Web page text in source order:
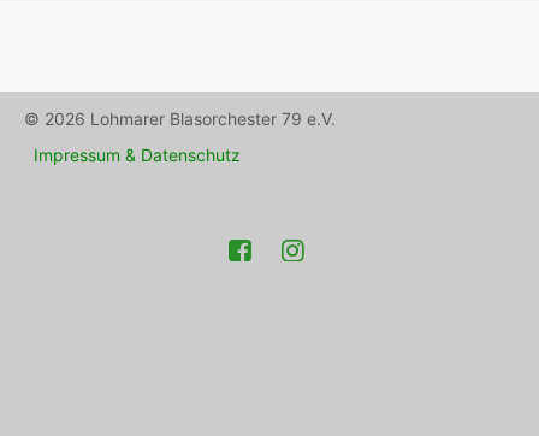
© 2026 Lohmarer Blasorchester 79 e.V.
Impressum & Datenschutz
Facebook